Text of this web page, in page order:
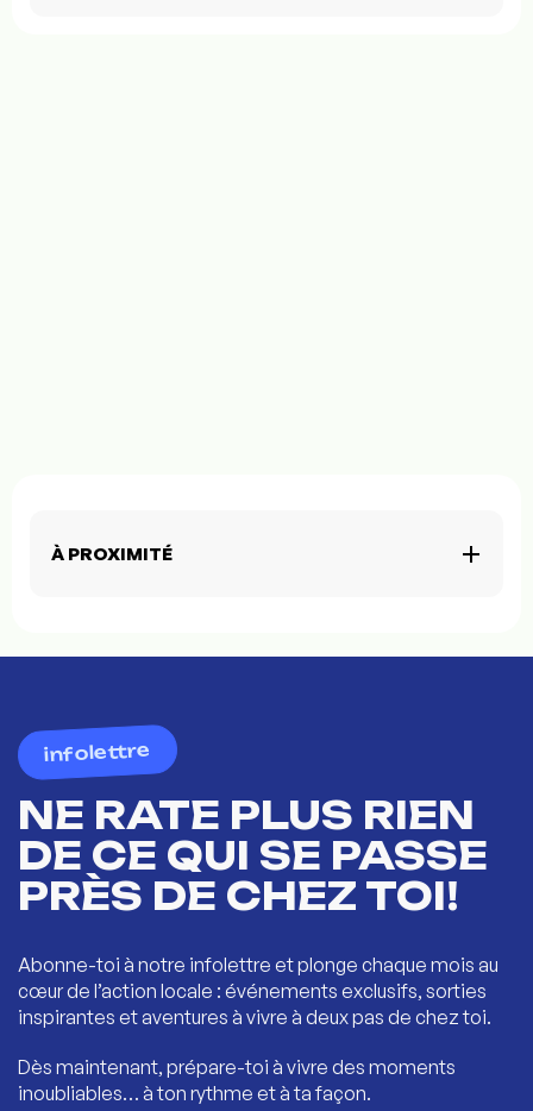
À PROXIMITÉ
infolettre
NE RATE PLUS RIEN
DE CE QUI SE PASSE
PRÈS DE CHEZ TOI!
Abonne-toi à notre infolettre et plonge chaque mois au
cœur de l’action locale : événements exclusifs, sorties
inspirantes et aventures à vivre à deux pas de chez toi.
Dès maintenant, prépare-toi à vivre des moments
inoubliables… à ton rythme et à ta façon.